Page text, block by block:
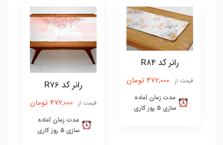
رانر کد R84
قیمت از 472,000 تومان
مدت زمان آماده
سازی 5 روز کاری
رانر کد R76
قیمت از 472,000 تومان
مدت زمان آماده
سازی 5 روز کاری